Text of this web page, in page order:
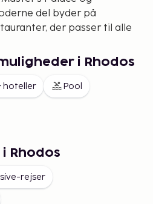
del byder på
der passer til alle
taverner til pulserende
charmerende byer
kølende brise fra
Her kan du nyde god
shoppe i små butikker og
tilbyder alt fra
i Rhodos
hoteller Pool
Rhodos
rejser